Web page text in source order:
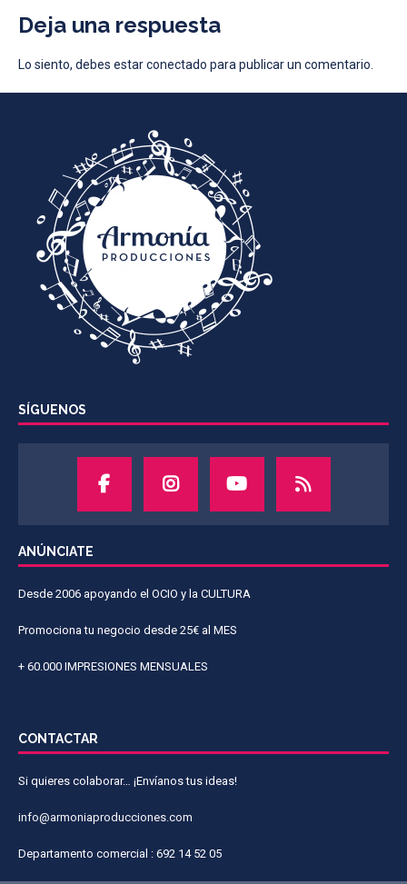
Deja una respuesta
Lo siento, debes estarconectado para publicar un comentario.
SÍGUENOS
ANÚNCIATE
Desde 2006 apoyando el OCIO y la CULTURA
Promociona tu negocio desde 25€ al MES
+ 60.000 IMPRESIONES MENSUALES
CONTACTAR
Si quieres colaborar… ¡Envíanos tus ideas!
info@armoniaproducciones.com
Departamento comercial : 692 14 52 05